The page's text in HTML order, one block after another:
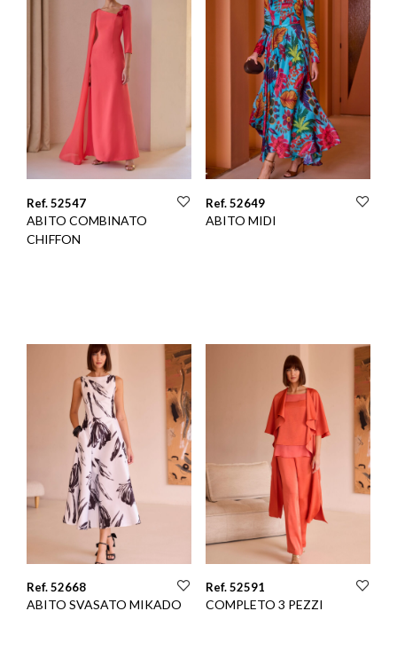
Ref. 52547
ABITO COMBINATO
CHIFFON
Ref. 52649
ABITO MIDI
Ref. 52668
ABITO SVASATO MIKADO
Ref. 52591
COMPLETO 3 PEZZI